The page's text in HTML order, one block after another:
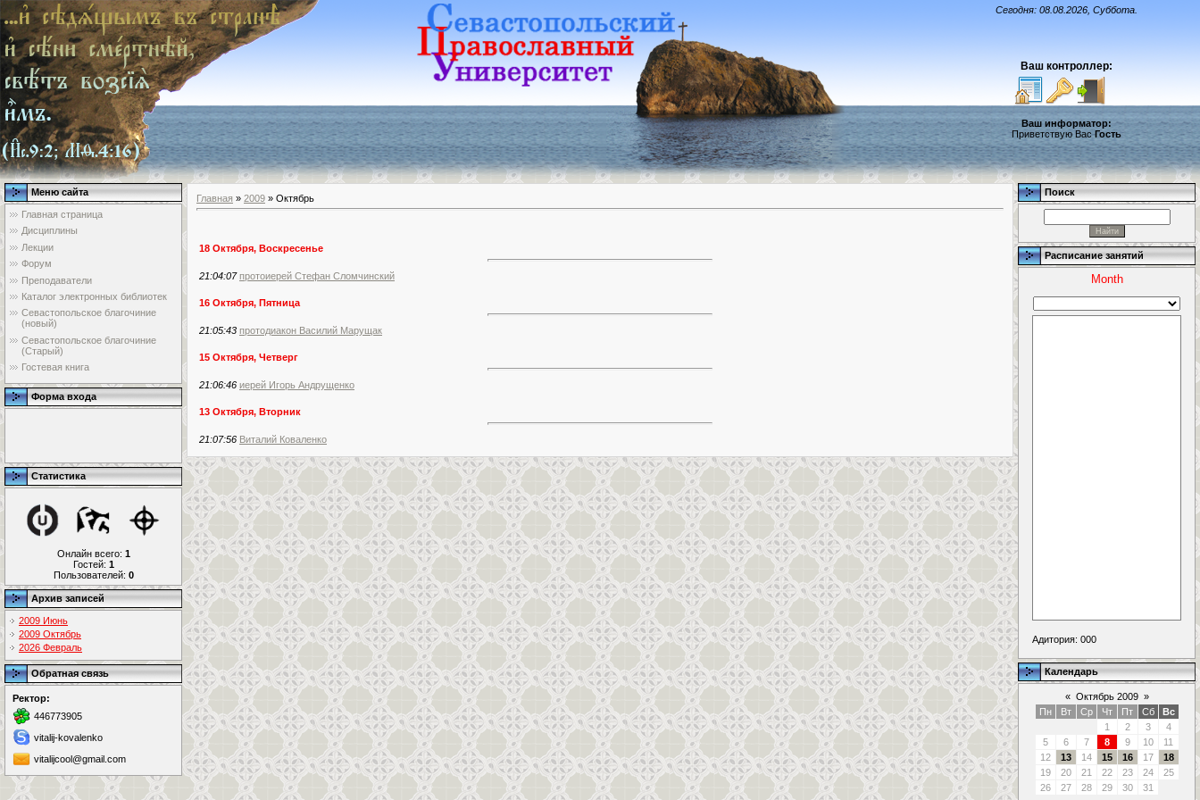
Сегодня: 08.08.2026, Суббота.
Ваш контроллер:
Ваш информатор:
Приветствую Вас Гость
Меню сайта
Главная страница
Дисциплины
Лекции
Форум
Преподаватели
Каталог электронных библиотек
Севастопольское благочиние
(новый)
Севастопольское благочиние
(Старый)
Гостевая книга
Форма входа
Статистика
Онлайн всего: 1
Гостей: 1
Пользователей: 0
Архив записей
2009 Июнь
2009 Октябрь
2026 Февраль
Обратная связь
Ректор:
446773905
vitalij-kovalenko
vitalijcool@gmail.com
Главная » 2009 » Октябрь
18 Октября, Воскресенье
21:04:07 протоиерей Стефан Сломчинский
16 Октября, Пятница
21:05:43 протодиакон Василий Марущак
15 Октября, Четверг
21:06:46 иерей Игорь Андрущенко
13 Октября, Вторник
21:07:56 Виталий Коваленко
Поиск
Расписание занятий
Month
Адитория: 000
Календарь
« Октябрь 2009 »
Пн
Вт Ср Чт Пт Сб
Вс
1
2 3
4
5
6 7 8 9 10
11
12
13 14 15 16 17
18
19
20 21 22 23 24
25
26
27 28 29 30 31